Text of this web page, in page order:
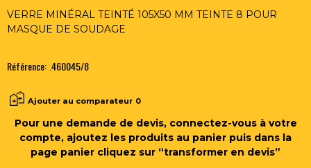
VERRE MINÉRAL TEINTÉ 105X50 MM TEINTE 8 POUR
MASQUE DE SOUDAGE
Référence: .460045/8
Ajouter au comparateur 0
Pour une demande de devis, connectez-vous à votre
compte, ajoutez les produits au panier puis dans la
page panier cliquez sur “transformer en devis”